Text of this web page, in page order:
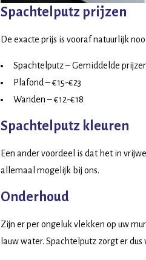
Spachtelputz prijzen
De exacte prijs is vooraf natuurlijk
Spachtelputz – Gemiddelde
Plafond – €15-€23
Wanden – €12-€18
Spachtelputz kleuren
Een ander voordeel is dat het in
allemaal mogelijk bij ons.
Onderhoud
Zijn er per ongeluk vlekken op uw
lauw water. Spachtelputz zorgt er